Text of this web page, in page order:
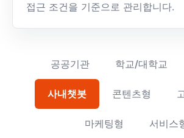
접근 조건을 기준으로 관리합니다.
공공기관 학교/대학교
사내챗봇 콘텐츠형
마케팅형 서비스